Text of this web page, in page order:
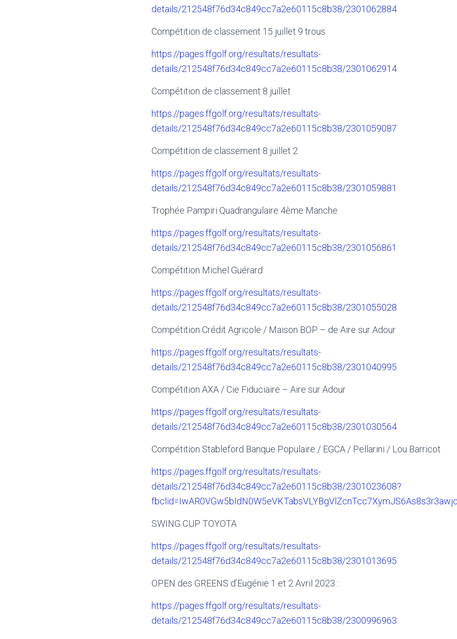
details/212548f76d34c849cc7a2e60115c8b38/2301062884
Compétition de classement 15 juillet 9 trous
https://pages.ffgolf.org/resultats/resultats-
details/212548f76d34c849cc7a2e60115c8b38/2301062914
Compétition de classement 8 juillet
https://pages.ffgolf.org/resultats/resultats-
details/212548f76d34c849cc7a2e60115c8b38/2301059087
Compétition de classement 8 juillet 2
https://pages.ffgolf.org/resultats/resultats-
details/212548f76d34c849cc7a2e60115c8b38/2301059881
Trophée Pampiri Quadrangulaire 4ème Manche
https://pages.ffgolf.org/resultats/resultats-
details/212548f76d34c849cc7a2e60115c8b38/2301056861
Compétition Michel Guérard
https://pages.ffgolf.org/resultats/resultats-
details/212548f76d34c849cc7a2e60115c8b38/2301055028
Compétition Crédit Agricole / Maison BOP – de Aire sur Adour
https://pages.ffgolf.org/resultats/resultats-
details/212548f76d34c849cc7a2e60115c8b38/2301040995
Compétition AXA / Cie Fiduciaire – Aire sur Adour
https://pages.ffgolf.org/resultats/resultats-
details/212548f76d34c849cc7a2e60115c8b38/2301030564
Compétition Stableford Banque Populaire / EGCA / Pellarini / Lou Barricot
https://pages.ffgolf.org/resultats/resultats-
details/212548f76d34c849cc7a2e60115c8b38/2301023608?
SWING CUP TOYOTA
https://pages.ffgolf.org/resultats/resultats-
details/212548f76d34c849cc7a2e60115c8b38/2301013695
OPEN des GREENS d’Eugénie 1 et 2 Avril 2023 :
https://pages.ffgolf.org/resultats/resultats-
details/212548f76d34c849cc7a2e60115c8b38/2300996963